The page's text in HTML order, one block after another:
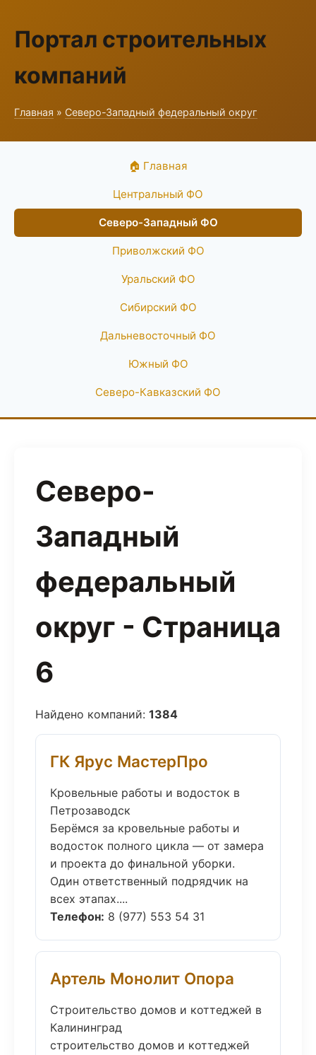
Портал строительных
компаний
Главная » Северо-Западный федеральный округ
🏠 Главная
Центральный ФО
Северо-Западный ФО
Приволжский ФО
Уральский ФО
Сибирский ФО
Дальневосточный ФО
Южный ФО
Северо-Кавказский ФО
Северо-
Западный
федеральный
округ - Страница
6
Найдено компаний: 1384
ГК Ярус МастерПро
Кровельные работы и водосток в
Петрозаводск
Берёмся за кровельные работы и
водосток полного цикла — от замера
и проекта до финальной уборки.
Один ответственный подрядчик на
всех этапах....
Телефон: 8 (977) 553 54 31
Артель Монолит Опора
Строительство домов и коттеджей в
Калининград
строительство домов и коттеджей